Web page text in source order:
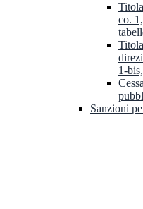
co.
1-
Sanzioni